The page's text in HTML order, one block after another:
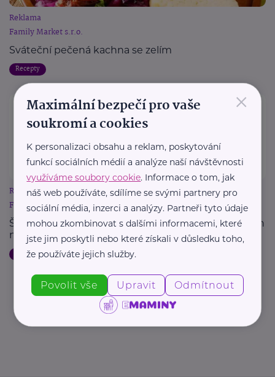
Reklama
Family Market s.r.o.
Sváteční pečená kachna se zelím
Recepty
Reklama
Family Market s.r.o.
Šokově nebo podomácku: Jaký je rozdíl v metodách
mrazení?
Recepty Výživa Zdraví Zajímavost
Další články
×
Maximální bezpečí pro vaše
soukromí a cookies
K personalizaci obsahu a reklam, poskytování
funkcí sociálních médií a analýze naší návštěvnosti
využíváme soubory cookie. Informace o tom, jak
náš web používáte, sdílíme se svými partnery pro
sociální média, inzerci a analýzy. Partneři tyto údaje
mohou zkombinovat s dalšími informacemi, které
jste jim poskytli nebo které získali v důsledku toho,
že používáte jejich služby.
Povolit vše Upravit Odmítnout